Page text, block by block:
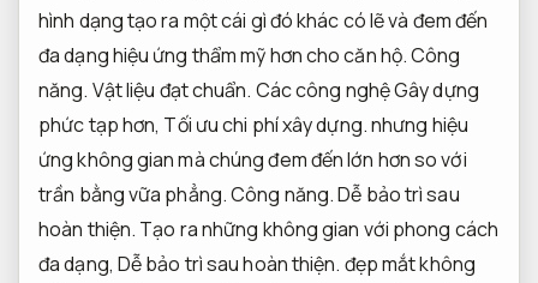
hình dạng tạo ra một cái gì đó khác có lẽ và đem đến
đa dạng hiệu ứng thẩm mỹ hơn cho căn hộ.Công
năng. Vật liệu đạt chuẩn. Các công nghệ Gây dựng
phức tạp hơn, Tối ưu chi phí xây dựng.nhưng hiệu
ứng không gian mà chúng đem đến lớn hơn so với
trần bằng vữa phẳng.Công năng.Dễ bảo trì sau
hoàn thiện. Tạo ra những không gian với phong cách
đa dạng, Dễ bảo trì sau hoàn thiện. đẹp mắt không